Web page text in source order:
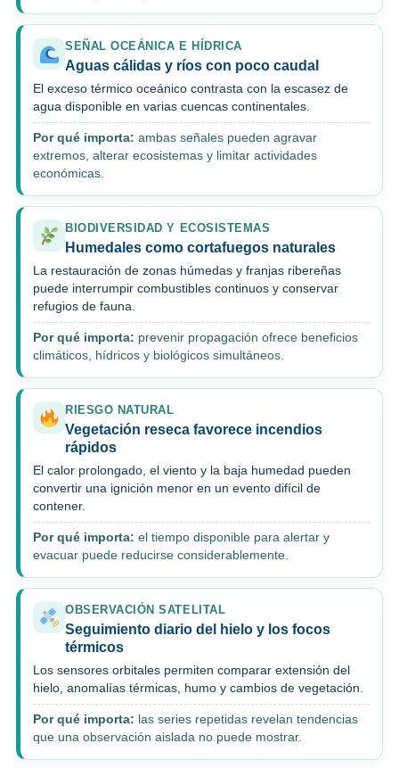
SEÑAL OCEÁNICA E HÍDRICA
Aguas cálidas y ríos con poco caudal
El exceso térmico oceánico contrasta con la escasez de
agua disponible en varias cuencas continentales.
Por qué importa: ambas señales pueden agravar
extremos, alterar ecosistemas y limitar actividades
económicas.
BIODIVERSIDAD Y ECOSISTEMAS
Humedales como cortafuegos naturales
La restauración de zonas húmedas y franjas ribereñas
puede interrumpir combustibles continuos y conservar
refugios de fauna.
Por qué importa: prevenir propagación ofrece beneficios
climáticos, hídricos y biológicos simultáneos.
RIESGO NATURAL
Vegetación reseca favorece incendios
rápidos
El calor prolongado, el viento y la baja humedad pueden
convertir una ignición menor en un evento difícil de
contener.
Por qué importa: el tiempo disponible para alertar y
evacuar puede reducirse considerablemente.
OBSERVACIÓN SATELITAL
Seguimiento diario del hielo y los focos
térmicos
Los sensores orbitales permiten comparar extensión del
hielo, anomalías térmicas, humo y cambios de vegetación.
Por qué importa: las series repetidas revelan tendencias
que una observación aislada no puede mostrar.